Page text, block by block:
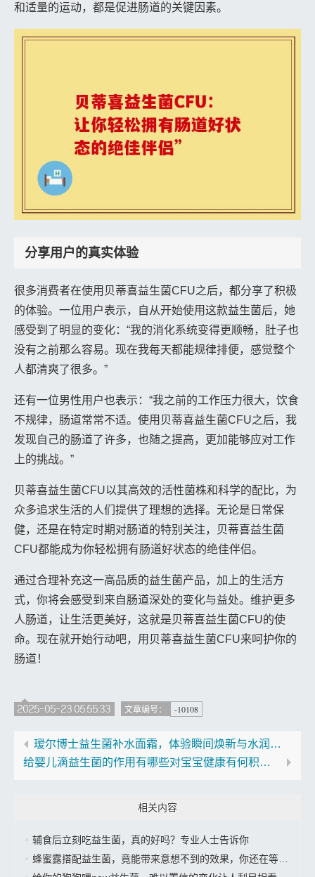
和适量的运动，都是促进肠道的关键因素。
分享用户的真实体验
很多消费者在使用贝蒂喜益生菌CFU之后，都分享了积极
的体验。一位用户表示，自从开始使用这款益生菌后，她
感受到了明显的变化：“我的消化系统变得更顺畅，肚子也
没有之前那么容易。现在我每天都能规律排便，感觉整个
人都清爽了很多。”
还有一位男性用户也表示：“我之前的工作压力很大，饮食
不规律，肠道常常不适。使用贝蒂喜益生菌CFU之后，我
发现自己的肠道了许多，也随之提高，更加能够应对工作
上的挑战。”
贝蒂喜益生菌CFU以其高效的活性菌株和科学的配比，为
众多追求生活的人们提供了理想的选择。无论是日常保
健，还是在特定时期对肠道的特别关注，贝蒂喜益生菌
CFU都能成为你轻松拥有肠道好状态的绝佳伴侣。
通过合理补充这一高品质的益生菌产品，加上的生活方
式，你将会感受到来自肠道深处的变化与益处。维护更多
人肠道，让生活更美好，这就是贝蒂喜益生菌CFU的使
命。现在就开始行动吧，用贝蒂喜益生菌CFU来呵护你的
肠道！
2025-05-23 05:55:33 文章编号： -10108
瑷尔博士益生菌补水面霜，体验瞬间焕新与水润的完美结合
给婴儿滴益生菌的作用有哪些对宝宝健康有何积极影响
相关内容
辅食后立刻吃益生菌，真的好吗？专业人士告诉你
蜂蜜露搭配益生菌，竟能带来意想不到的效果，你还在等什么？